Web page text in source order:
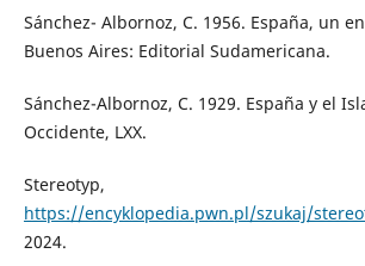
Sánchez- Albornoz, C. 1956. España, un
Buenos Aires: Editorial Sudamericana.
Sánchez-Albornoz, C. 1929. España y el
Occidente, LXX.
Stereotyp,
https://encyklopedia.pwn.pl/szukaj/
2024.